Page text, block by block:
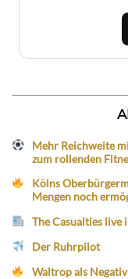
Mehr Reichweite
zum rollenden
Kölns
Mengen noch
The Casualties live
Der Ruhrpilot
Waltrop als